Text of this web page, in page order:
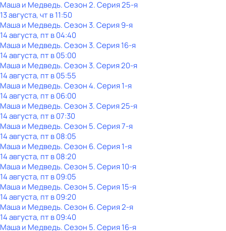
Маша и Медведь. Сезон 2. Серия 25-я
13 августа, чт в 11:50
Маша и Медведь. Сезон 3. Серия 9-я
14 августа, пт в 04:40
Маша и Медведь. Сезон 3. Серия 16-я
14 августа, пт в 05:00
Маша и Медведь. Сезон 3. Серия 20-я
14 августа, пт в 05:55
Маша и Медведь. Сезон 4. Серия 1-я
14 августа, пт в 06:00
Маша и Медведь. Сезон 3. Серия 25-я
14 августа, пт в 07:30
Маша и Медведь. Сезон 5. Серия 7-я
14 августа, пт в 08:05
Маша и Медведь. Сезон 6. Серия 1-я
14 августа, пт в 08:20
Маша и Медведь. Сезон 5. Серия 10-я
14 августа, пт в 09:05
Маша и Медведь. Сезон 5. Серия 15-я
14 августа, пт в 09:20
Маша и Медведь. Сезон 6. Серия 2-я
14 августа, пт в 09:40
Маша и Медведь. Сезон 5. Серия 16-я